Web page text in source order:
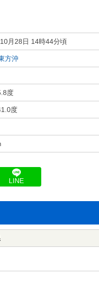
月28日 14時44分頃
方沖
度
度
LINE